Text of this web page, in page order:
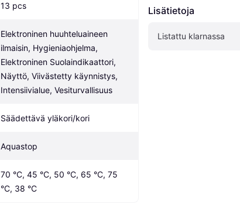
13 pcs
Elektroninen huuhteluaineen
ilmaisin, Hygieniaohjelma,
Elektroninen Suolaindikaattori,
Näyttö, Viivästetty käynnistys,
Intensiivialue, Vesiturvallisuus
Säädettävä yläkori/kori
Aquastop
70 °C, 45 °C, 50 °C, 65 °C, 75
°C, 38 °C
Lisätietoja
Listattu klarnassa